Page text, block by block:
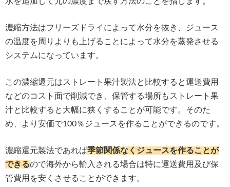
濃縮方法はフリーズドライによって水分を抜き、ジュース
の温度を周りよりも上げることによって水分を蒸発させる
システムになっています。
この濃縮還元はストレート果汁製法と比較すると運送費用
などのコスト面で削減でき、保管する場所もストレート果
汁と比較すると大幅に狭くすることが可能です。そのた
め、より安価で100％ジュースを作ることができるのです。
濃縮還元製法であれば季節関係なくジュースを作ることが
できるので海外から輸入される場合は特に運送費用及び保
管費用を安くさせることができます。